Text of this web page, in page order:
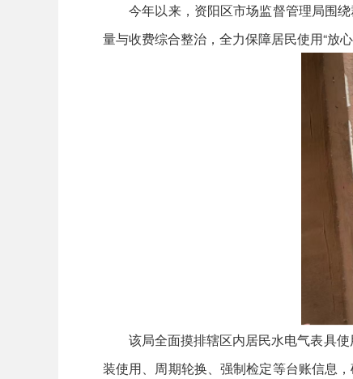
今年以来，资阳区市场监督管理局围绕
量与收费综合整治，全力保障居民使用“放心
该局全面摸排辖区内居民水电气表具使
装使用、周期轮换、强制检定等台账信息